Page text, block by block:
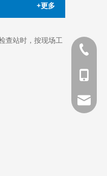
+更多
查站时，按现场工
+86-